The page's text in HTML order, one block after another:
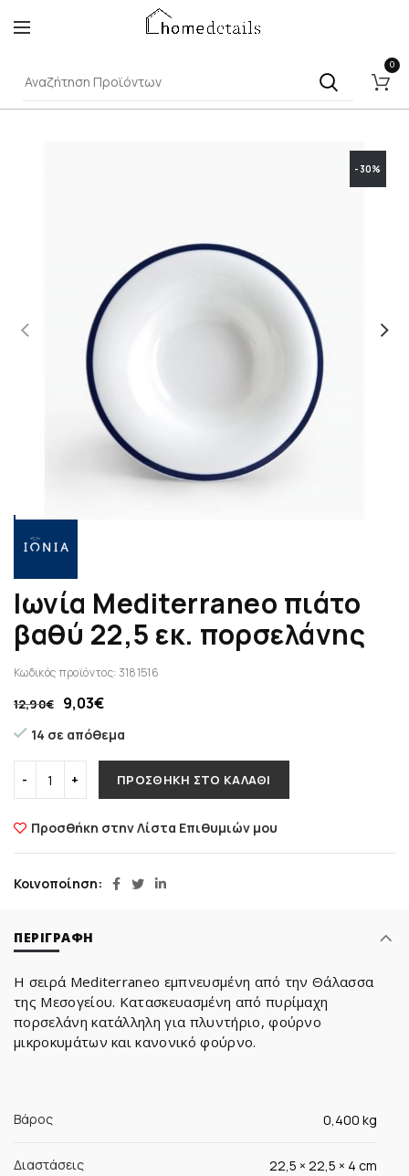
0
-30%
Ιωνία Mediterraneo πιάτο
βαθύ 22,5 εκ. πορσελάνης
Κωδικός προϊόντος: 3181516
12,90€ 9,03€
14 σε απόθεμα
ΠΡΟΣΘΉΚΗ ΣΤΟ ΚΑΛΆΘΙ
Προσθήκη στην Λίστα Επιθυμιών μου
Κοινοποίηση
ΠΕΡΙΓΡΑΦΉ
Η σειρά Mediterraneo εμπνευσμένη από την Θάλασσα
της Μεσογείου. Κατασκευασμένη από πυρίμαχη
πορσελάνη κατάλληλη για πλυντήριο, φούρνο
μικροκυμάτων και κανονικό φούρνο.
Βάρος 0,400 kg
Διαστάσεις 22,5 × 22,5 × 4 cm